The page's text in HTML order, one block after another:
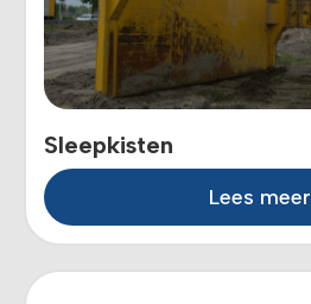
Sleepkisten
Lees meer